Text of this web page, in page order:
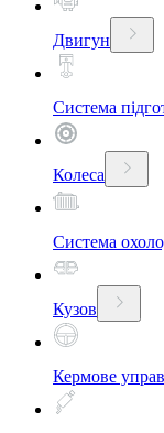
Двигун
Система
Колеса
Система
Кузов
Кермове